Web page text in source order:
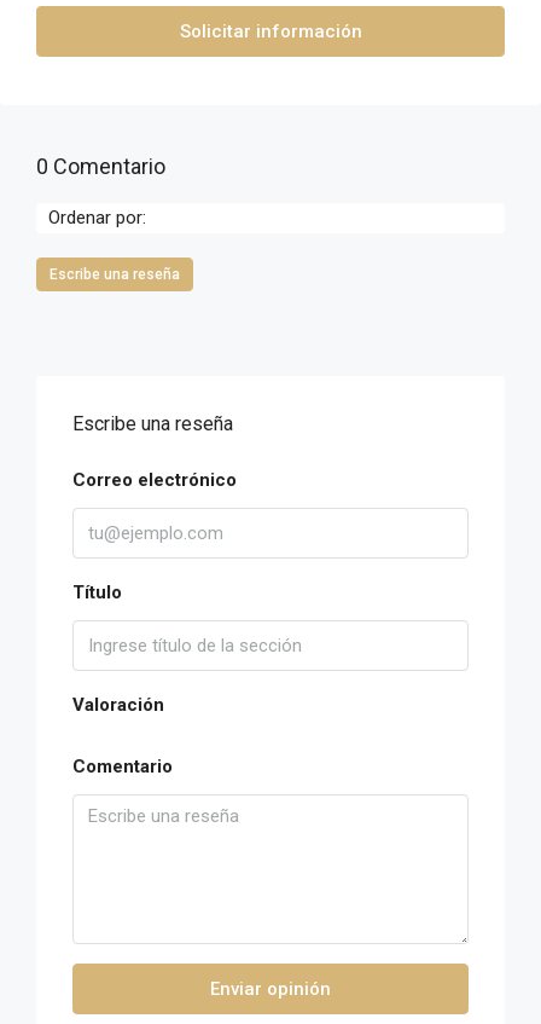
Solicitar información
0 Comentario
Ordenar por:
Escribe una reseña
Escribe una reseña
Correo electrónico
Título
Valoración
Comentario
Enviar opinión